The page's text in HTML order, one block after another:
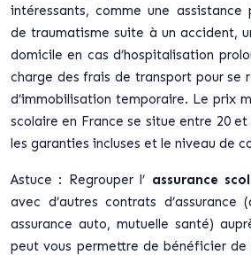
intéressants, comme une assistance
de traumatisme suite à un accident,
domicile en cas d’hospitalisation
charge des frais de transport pour se
d’immobilisation temporaire. Le prix
scolaire en France se situe entre 20 et
les garanties incluses et le niveau de
Astuce : Regrouper l’ assurance
avec d’autres contrats d’assurance
assurance auto, mutuelle santé)
peut vous permettre de bénéficier